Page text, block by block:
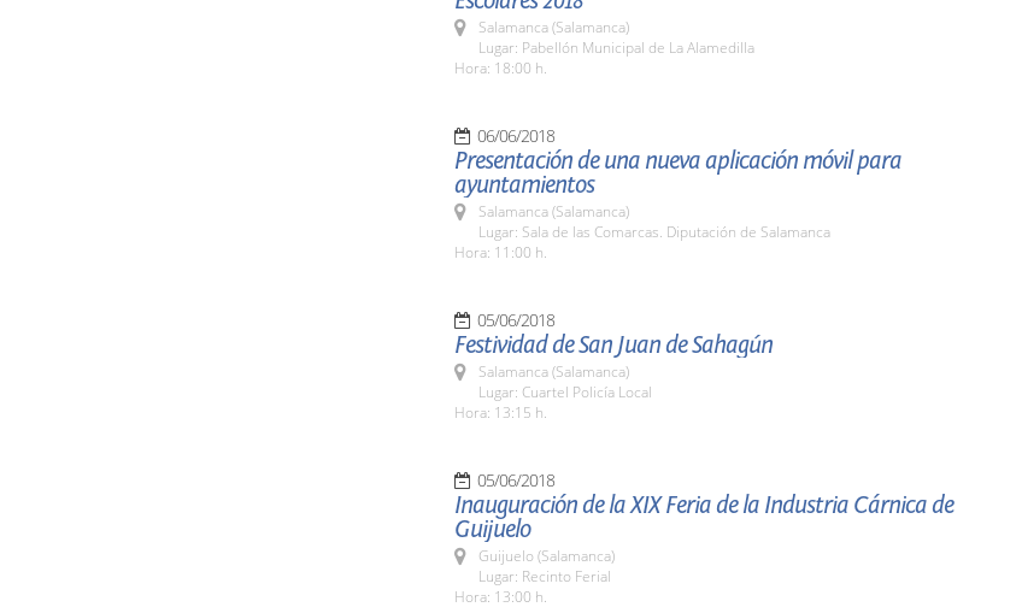
Salamanca (Salamanca)
Lugar: Pabellón Municipal de La Alamedilla
Hora: 18:00 h.
06/06/2018
Presentación de una nueva aplicación móvil para
ayuntamientos
Salamanca (Salamanca)
Lugar: Sala de las Comarcas. Diputación de Salamanca
Hora: 11:00 h.
05/06/2018
Festividad de San Juan de Sahagún
Salamanca (Salamanca)
Lugar: Cuartel Policía Local
Hora: 13:15 h.
05/06/2018
Inauguración de la XIX Feria de la Industria Cárnica de
Guijuelo
Guijuelo (Salamanca)
Lugar: Recinto Ferial
Hora: 13:00 h.